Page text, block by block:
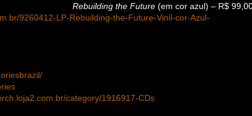
Rebuilding the Future (em cor azul) – R$
9260412-LP-Rebuilding-the-Future-Vinil-cor-Azul-
category/1916917-CDs